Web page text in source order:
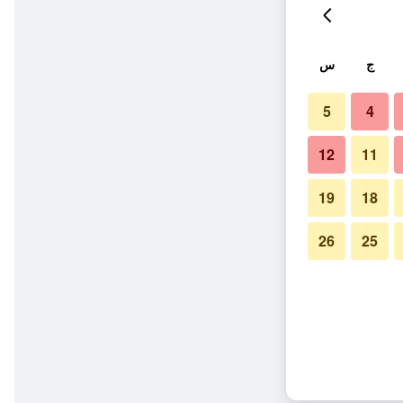
ج س
4
5
11
12
18
19
25
26